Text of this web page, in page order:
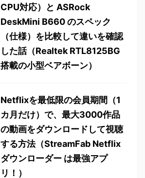
CPU対応）と ASRock
DeskMini B660 のスペック
（仕様）を比較して違いを確認
した話（Realtek RTL8125BG
搭載の小型ベアボーン）
Netflixを最低限の会員期間（1
カ月だけ）で、最大3000作品
の動画をダウンロードして視聴
する方法（StreamFab Netflix
ダウンローダー は最強アプ
リ！）